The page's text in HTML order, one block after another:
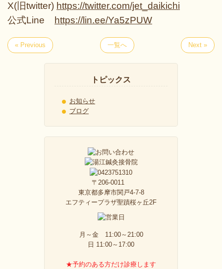
X(旧twitter) https://twitter.com/jet_daikichi
公式Line
https://lin.ee/Ya5zPUW
« Previous 一覧へ Next »
トピックス
お知らせ
ブログ
〒206-0011
東京都多摩市関戸4-7-8
エフティープラザ聖蹟桜ヶ丘2F
月～金 11:00～21:00
日 11:00～17:00
★予約のある方だけ診療します